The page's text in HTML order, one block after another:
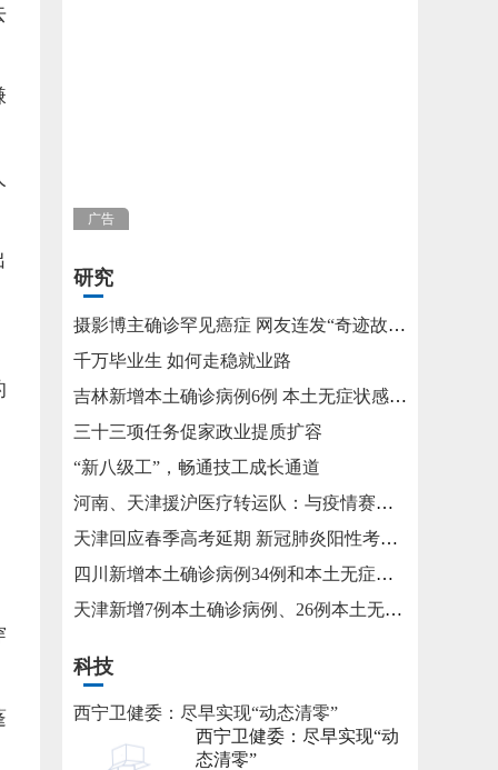
广告
研究
摄影博主确诊罕见癌症 网友连发“奇迹故事”不允许他躺平
千万毕业生 如何走稳就业路
吉林新增本土确诊病例6例 本土无症状感染者15例
三十三项任务促家政业提质扩容
“新八级工”，畅通技工成长通道
河南、天津援沪医疗转运队：与疫情赛跑 为生命护航
天津回应春季高考延期 新冠肺炎阳性考生将在医院考试
四川新增本土确诊病例34例和本土无症状感染者115例
天津新增7例本土确诊病例、26例本土无症状感染者
科技
西宁卫健委：尽早实现“动态清零”
西宁卫健委：尽早实现“动
态清零”